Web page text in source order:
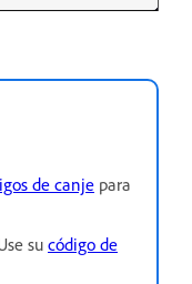
de canje para
su código de